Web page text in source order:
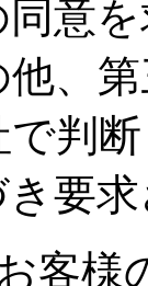
同意
他、
判
き要
客様